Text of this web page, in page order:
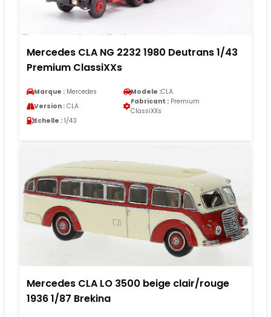
Mercedes CLA NG 2232 1980 Deutrans 1/43
Premium ClassiXXs
Marque : Mercedes Modele :CLA
Version : CLA
Fabricant : Premium
ClassiXXs
Echelle : 1/43
Mercedes CLA LO 3500 beige clair/rouge
1936 1/87 Brekina